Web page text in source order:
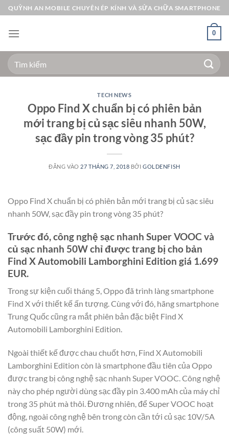
Bỏ
qua
nội
QUỲNH AN MOBILE CHUYÊN ÉP KÍNH VÀ SỬA CHỮA SMARTPHONE
0
Tìm
kiếm:
TECH NEWS
Oppo Find X chuẩn bị có phiên bản
mới trang bị củ sạc siêu nhanh 50W,
sạc đầy pin trong vòng 35 phút?
ĐĂNG VÀO 27 THÁNG 7, 2018 BỞIGOLDENFISH
Oppo Find X chuẩn bị có phiên bản mới trang bị củ sạc siêu
nhanh 50W, sạc đầy pin trong vòng 35 phút?
Trước đó, công nghệ sạc nhanh Super VOOC và
củ sạc nhanh 50W chỉ được trang bị cho bản
Find X Automobili Lamborghini Edition giá 1.699
EUR.
Trong sự kiện cuối tháng 5, Oppo đã trình làng smartphone
Find X với thiết kế ấn tượng. Cùng với đó, hãng smartphone
Trung Quốc cũng ra mắt phiên bản đặc biệt Find X
Automobili Lamborghini Edition.
Ngoài thiết kế được chau chuốt hơn, Find X Automobili
Lamborghini Edition còn là smartphone đầu tiên của Oppo
được trang bị công nghệ sạc nhanh Super VOOC. Công nghệ
này cho phép người dùng sạc đầy pin 3.400 mAh của máy chỉ
trong 35 phút mà thôi. Đương nhiên, để Super VOOC hoạt
động, ngoài công nghệ bên trong còn cần tới củ sạc 10V/5A
(công suất 50W) mới.